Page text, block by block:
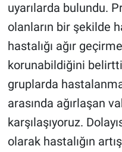
uyarılarda bulundu.
olanların bir şekilde
hastalığı ağır
korunabildiğini belirtti.
gruplarda
arasında ağırlaşan
karşılaşıyoruz.
olarak hastalığın
Günün görüntüsü
Haber
İlan
Kimdir
Koronavirüs